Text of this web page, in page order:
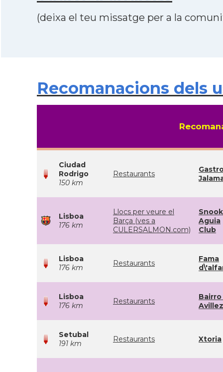
(deixa el teu missatge per a la
Recomanacions dels
Ciudad
Rodrigo
150 km
Restaurants
Lisboa
176 km
Llocs per veure el
Barça (ves a
CULERSALMON.com)
Aguia
Club
Lisboa
176 km
Restaurants
Fama
Lisboa
176 km
Restaurants
Avillez
Setubal
191 km
Restaurants Xtoria